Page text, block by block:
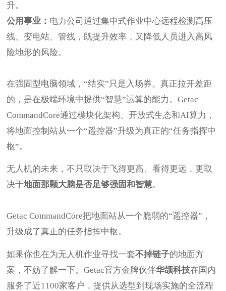
升。
公用事业： 电力公司通过集中式作业中心远程检测高压
线、变电站、管线，既提升效率，又降低人员进入高风
险地形的风险。
在强固型电脑领域，“结实”只是入场券。真正拉开差距
的，是在极端环境中提供“智慧”运算的能力。Getac
CommandCore通过模块化架构、开放式生态和AI算力，
将地面控制站从一个“遥控器”升级为真正的“任务指挥中
枢”。
无人机的未来，不只取决于飞得更高、看得更远，更取
决于地面那颗大脑是否足够强固和智慧。
Getac CommandCore把地面站从一个脆弱的“遥控器”，
升级成了真正的任务指挥中枢。
如果你也在为无人机作业寻找一套不掉链子的地面方
案，不妨了解一下。Getac官方金牌伙伴华颉科技在国内
服务了近1100家客户，提供从选型到现场实施的全流程